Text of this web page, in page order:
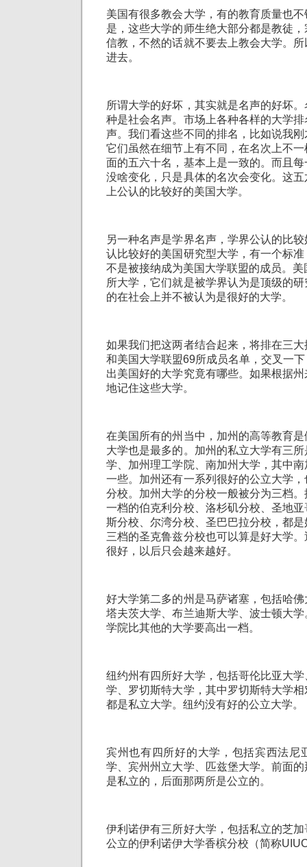
美国有很多教会大学，有的教育质量也
是，这些大学的师生绝大部分都是教徒
信教，不然的话就不要去上教会大学。
进去。
所谓大学的好坏，其实就是名声的好坏
种是社会名声。市场上各种各样的大学
声。我们看这些不同的排名，比如说我
它们虽然在细节上有不同，在名次上不
面的五六十名，基本上是一致的。而且
没啥变化，只是具体的名次会变化。这
上公认的比较好的美国大学。
另一种名声是学界名声，学界公认的比
认比较好的美国研究型大学，有一个标
不是被接纳成为美国大学联盟的成员。
所大学，它们就是被学界认为是顶级的
的在社会上并不被认为是很好的大学。
如果我们把这两者结合起来，将排在三
和美国大学联盟69所成员名单，交叉一
出美国好的大学究竟有哪些。如果根据
地记住这些大学。
在美国所有的州当中，加州的高等教育
大学也是最多的。加州的私立大学有三
学、加州理工学院、南加州大学，其中
一些。加州还有一系列很好的公立大学
分校。加州大学的分校一般被分为三档
一档的伯克利分校、洛杉矶分校、圣地
斯分校、尔湾分校、圣巴巴拉分校，都
三档的圣克鲁兹分校也可以算是好大学
很好，以后只会越来越好。
好大学第二多的州是马萨诸塞，包括哈
塔夫茨大学、布兰迪斯大学、波士顿大
学院比其他的大学要高出一档。
纽约州有四所好大学，包括哥伦比亚大
学、罗切斯特大学，其中罗切斯特大学
都是私立大学。纽约没有好的公立大学。
宾州也有四所好的大学，包括宾西法尼
学、宾州州立大学、匹兹堡大学。前面
是私立的，后面那两所是公立的。
伊利诺伊有三所好大学，包括私立的芝
公立的伊利诺伊大学香槟分校（简称